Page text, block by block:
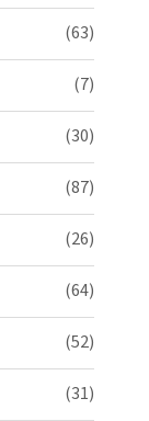
(63)
(7)
(30)
(87)
(26)
(64)
(52)
(31)